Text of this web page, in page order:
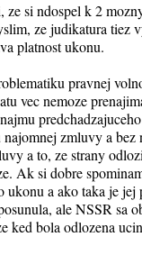
si ndospel k 2
ze judikatura tiez
platnost ukonu.
pravnej
vec nemoze
zmluvy a bez
a to, ze strany
Ak si dobre
a ako taka je
ale NSSR sa
ked bola odlozena